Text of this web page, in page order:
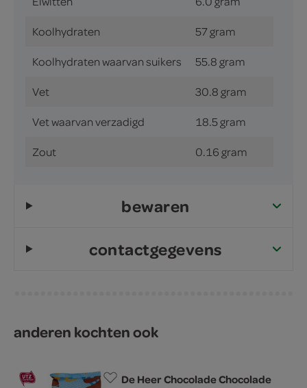
Koolhydraten 57 gram
Koolhydraten waarvan suikers 55.8 gram
Vet 30.8 gram
Vet waarvan verzadigd 18.5 gram
Zout 0.16 gram
bewaren
contactgegevens
anderen kochten ook
De Heer Chocolade Chocolade